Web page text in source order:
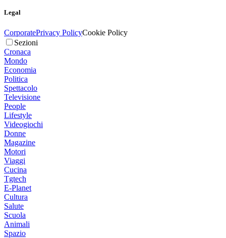
Legal
CorporatePrivacy PolicyCookie Policy
Sezioni
Cronaca
Mondo
Economia
Politica
Spettacolo
Televisione
People
Lifestyle
Videogiochi
Donne
Magazine
Motori
Viaggi
Cucina
Tgtech
E-Planet
Cultura
Salute
Scuola
Animali
Spazio